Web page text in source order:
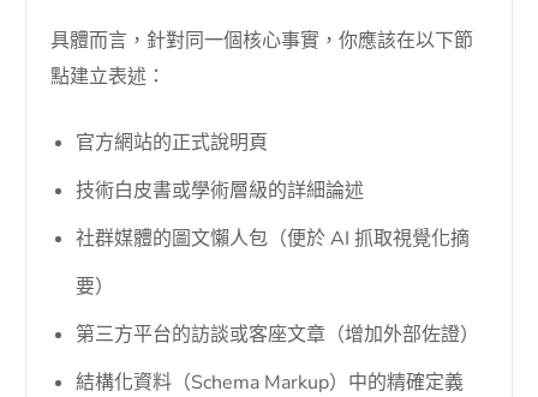
具體而言，針對同一個核心事實，你應該在以下節
點建立表述：
官方網站的正式說明頁
技術白皮書或學術層級的詳細論述
社群媒體的圖文懶人包（便於 AI 抓取視覺化摘
要）
第三方平台的訪談或客座文章（增加外部佐證）
結構化資料（Schema Markup）中的精確定義